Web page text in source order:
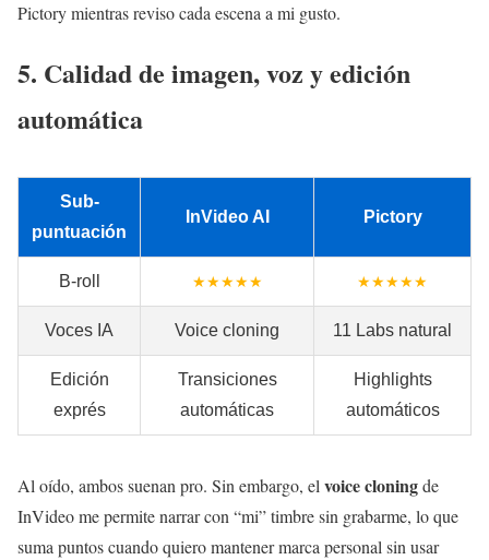
Pictory mientras reviso cada escena a mi gusto.
5. Calidad de imagen, voz y edición
automática
Sub-
puntuación
InVideo AI Pictory
B-roll ★★★★★ ★★★★★
Voces IA Voice cloning 11 Labs natural
Edición
exprés
Transiciones
automáticas
Highlights
automáticos
Al oído, ambos suenan pro. Sin embargo, el voice cloningde
InVideo me permite narrar con “mi” timbre sin grabarme, lo que
suma puntos cuando quiero mantener marca personal sin usar